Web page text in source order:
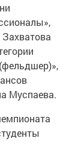
Муспаева.